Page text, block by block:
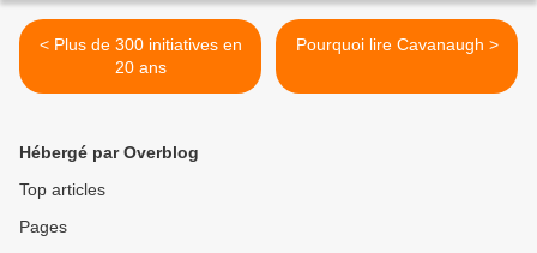
< Plus de 300 initiatives en
20 ans
Pourquoi lire Cavanaugh >
Hébergé par Overblog
Top articles
Pages